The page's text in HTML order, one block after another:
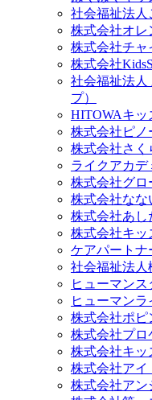
社会福祉法人
株式会社オレ
株式会社チャ
株式会社
社会福祉法人
プ）
HITOWAキッ
株式会社ピノ
株式会社さく
ライクアカデ
株式会社グロ
株式会社なな
株式会社あし
株式会社キッ
ケアパートナ
社会福祉法人
ヒューマン
ヒューマン
株式会社ポピ
株式会社プロ
株式会社キッ
株式会社アイ
株式会社アン